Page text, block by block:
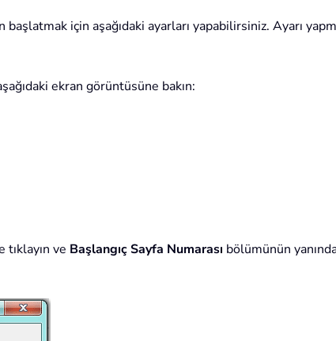
başlatmak için aşağıdaki ayarları yapabilirsiniz. Ayarı
ekran görüntüsüne bakın:
tıklayın ve Başlangıç Sayfa Numarası bölümünün